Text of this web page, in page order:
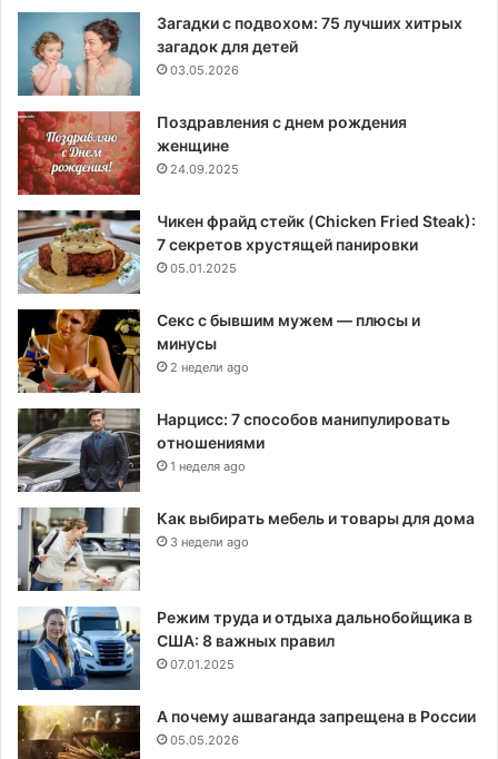
Загадки с подвохом: 75 лучших хитрых
загадок для детей
03.05.2026
Поздравления с днем рождения
женщине
24.09.2025
Чикен фрайд стейк (Chicken Fried Steak):
7 секретов хрустящей панировки
05.01.2025
Секс с бывшим мужем — плюсы и
минусы
2 недели ago
Нарцисс: 7 способов манипулировать
отношениями
1 неделя ago
Как выбирать мебель и товары для дома
3 недели ago
Режим труда и отдыха дальнобойщика в
США: 8 важных правил
07.01.2025
А почему ашваганда запрещена в России
05.05.2026